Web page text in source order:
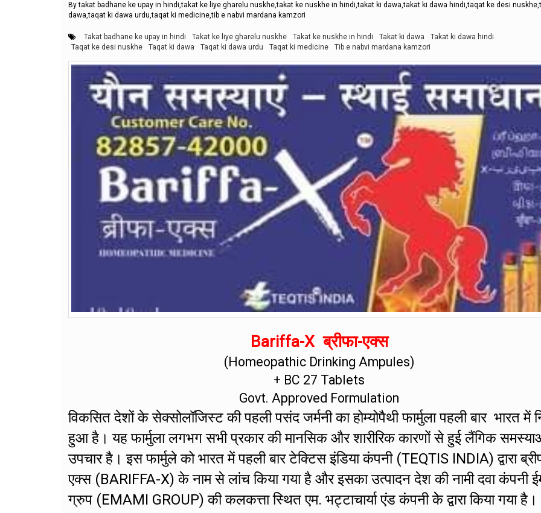
By takat badhane ke upay in hindi,takat ke liye gharelu nuskhe,takat ke nuskhe in hindi,takat ki dawa,takat ki dawa hindi,taqat ke desi
dawa,taqat ki dawa urdu,taqat ki medicine,tib e nabvi mardana kamzori
Takat badhane ke upay in hindi Takat ke liye gharelu nuskhe Takat ke nuskhe in hindi Takat ki dawa
Takat ki dawa hindi
Taqat ke desi nuskhe
Taqat ki dawa Taqat ki dawa urdu Taqat ki medicine Tib e nabvi mardana kamzori
Bariffa-X ब्रीफा-एक्स
(Homeopathic Drinking Ampules)
+ BC 27 Tablets
Govt. Approved Formulation
विकसित देशों के सेक्सोलॉजिस्ट की पहली पसंद जर्मनी का होम्योपैथी फार्मुला पहली बार भारत में
हुआ है। यह फार्मुला लगभग सभी प्रकार की मानसिक और शारीरिक कारणों से हुई लैंगिक
उपचार है। इस फार्मुले को भारत में पहली बार टेक्टिस इंडिया कंपनी (TEQTIS INDIA) द्वारा
एक्स (BARIFFA-X) के नाम से लांच किया गया है और इसका उत्पादन देश की नामी दवा कंपनी
ग्रुप (EMAMI GROUP) की कलकत्ता स्थित एम. भट्टाचार्या एंड कंपनी केे द्वारा किया गया है।